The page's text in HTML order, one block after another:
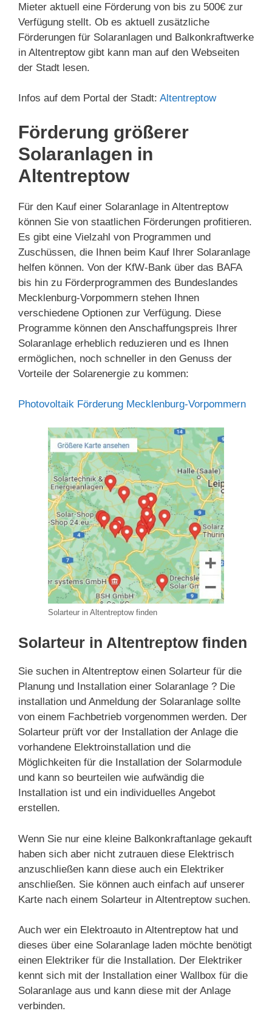
Mieter aktuell eine Förderung von bis zu 500€ zur
Verfügung stellt. Ob es aktuell zusätzliche
Förderungen für Solaranlagen und Balkonkraftwerke
in Altentreptow gibt kann man auf den Webseiten
der Stadt lesen.
Infos auf dem Portal der Stadt: Altentreptow
Förderung größerer
Solaranlagen in
Altentreptow
Für den Kauf einer Solaranlage in Altentreptow
können Sie von staatlichen Förderungen profitieren.
Es gibt eine Vielzahl von Programmen und
Zuschüssen, die Ihnen beim Kauf Ihrer Solaranlage
helfen können. Von der KfW-Bank über das BAFA
bis hin zu Förderprogrammen des Bundeslandes
Mecklenburg-Vorpommern stehen Ihnen
verschiedene Optionen zur Verfügung. Diese
Programme können den Anschaffungspreis Ihrer
Solaranlage erheblich reduzieren und es Ihnen
ermöglichen, noch schneller in den Genuss der
Vorteile der Solarenergie zu kommen:
Photovoltaik Förderung Mecklenburg-Vorpommern
Solarteur in Altentreptow finden
Solarteur in Altentreptow finden
Sie suchen in Altentreptow einen Solarteur für die
Planung und Installation einer Solaranlage ? Die
installation und Anmeldung der Solaranlage sollte
von einem Fachbetrieb vorgenommen werden. Der
Solarteur prüft vor der Installation der Anlage die
vorhandene Elektroinstallation und die
Möglichkeiten für die Installation der Solarmodule
und kann so beurteilen wie aufwändig die
Installation ist und ein individuelles Angebot
erstellen.
Wenn Sie nur eine kleine Balkonkraftanlage gekauft
haben sich aber nicht zutrauen diese Elektrisch
anzuschließen kann diese auch ein Elektriker
anschließen. Sie können auch einfach auf unserer
Karte nach einem Solarteur in Altentreptow suchen.
Auch wer ein Elektroauto in Altentreptow hat und
dieses über eine Solaranlage laden möchte benötigt
einen Elektriker für die Installation. Der Elektriker
kennt sich mit der Installation einer Wallbox für die
Solaranlage aus und kann diese mit der Anlage
verbinden.